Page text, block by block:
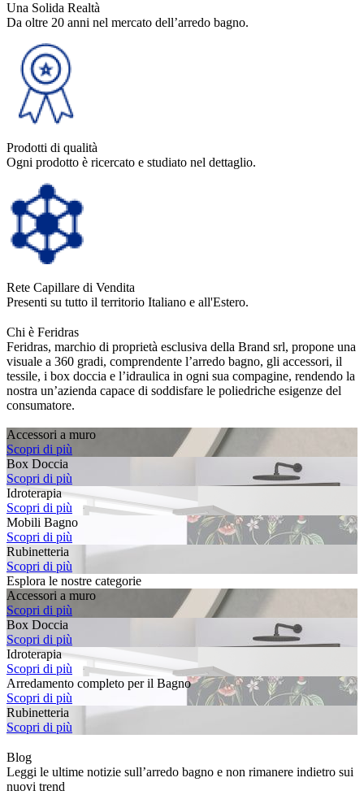
Una Solida Realtà
Da oltre 20 anni nel mercato dell’arredo bagno.
Prodotti di qualità
Ogni prodotto è ricercato e studiato nel dettaglio.
Rete Capillare di Vendita
Presenti su tutto il territorio Italiano e all'Estero.
Chi è Feridras
Feridras, marchio di proprietà esclusiva della Brand srl, propone una
visuale a 360 gradi, comprendente l’arredo bagno, gli accessori, il
tessile, i box doccia e l’idraulica in ogni sua compagine, rendendo la
nostra un’azienda capace di soddisfare le poliedriche esigenze del
consumatore.
Accessori a muro
Scopri di più
Box Doccia
Scopri di più
Idroterapia
Scopri di più
Mobili Bagno
Scopri di più
Rubinetteria
Scopri di più
Esplora le nostre categorie
Accessori a muro
Scopri di più
Box Doccia
Scopri di più
Idroterapia
Scopri di più
Arredamento completo per il Bagno
Scopri di più
Rubinetteria
Scopri di più
Blog
Leggi le ultime notizie sull’arredo bagno e non rimanere indietro sui
nuovi trend